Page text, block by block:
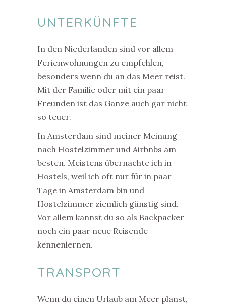
UNTERKÜNFTE
In den Niederlanden sind vor allem
Ferienwohnungen zu empfehlen,
besonders wenn du an das Meer reist.
Mit der Familie oder mit ein paar
Freunden ist das Ganze auch gar nicht
so teuer.
In Amsterdam sind meiner Meinung
nach Hostelzimmer und Airbnbs am
besten. Meistens übernachte ich in
Hostels, weil ich oft nur für in paar
Tage in Amsterdam bin und
Hostelzimmer ziemlich günstig sind.
Vor allem kannst du so als Backpacker
noch ein paar neue Reisende
kennenlernen.
TRANSPORT
Wenn du einen Urlaub am Meer planst,